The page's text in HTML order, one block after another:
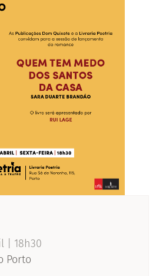
| 18h30
Porto